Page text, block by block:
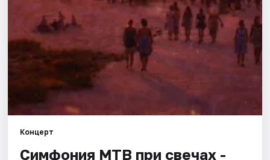
Концерт
Симфония МТВ при свечах -